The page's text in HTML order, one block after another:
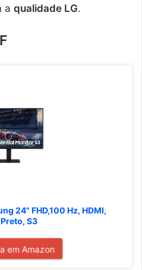
a qualidade LG.
24" FHD,100 Hz, HDMI,
S3
em Amazon